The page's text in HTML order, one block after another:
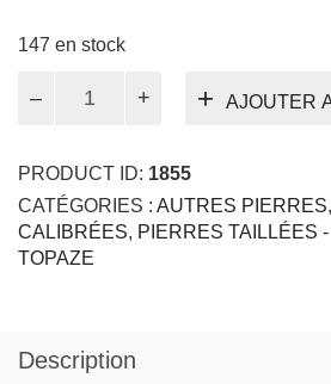
147 en stock
bleue
Londres
4
mm
AJOUTER
PRODUCT ID: 1855
CATÉGORIES : AUTRES PIERRES,
CALIBRÉES, PIERRES TAILLÉES
TOPAZE
Description